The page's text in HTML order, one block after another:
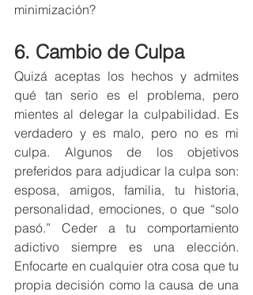
minimización?
6. Cambio de Culpa
Quizá aceptas los hechos y admites
qué tan serio es el problema, pero
mientes al delegar la culpabilidad. Es
verdadero y es malo, pero no es mi
culpa. Algunos de los objetivos
preferidos para adjudicar la culpa son:
esposa, amigos, familia, tu historia,
personalidad, emociones, o que “solo
pasó.” Ceder a tu comportamiento
adictivo siempre es una elección.
Enfocarte en cualquier otra cosa que tu
propia decisión como la causa de una